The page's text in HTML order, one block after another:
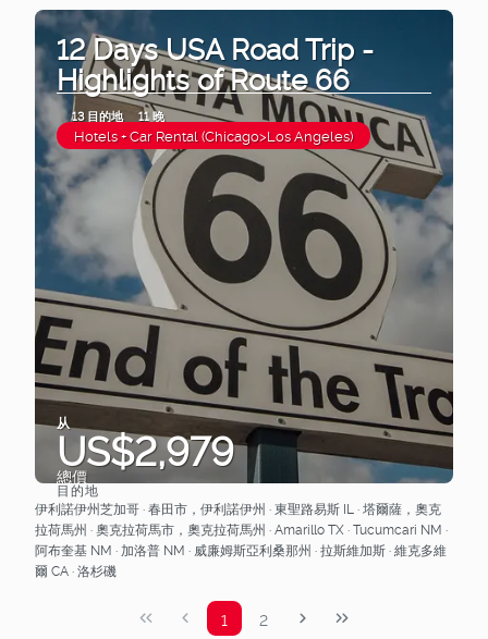
12 Days USA Road Trip -
Highlights of Route 66
13 目的地 11 晚
Hotels + Car Rental (Chicago>Los Angeles)
从
US$2,979
總價
查看
目的地
伊利諾伊州芝加哥 · 春田市，伊利諾伊州 · 東聖路易斯 IL · 塔爾薩，奧克
拉荷馬州 · 奧克拉荷馬市，奧克拉荷馬州 · Amarillo TX · Tucumcari NM ·
阿布奎基 NM · 加洛普 NM · 威廉姆斯亞利桑那州 · 拉斯維加斯 · 維克多維
爾 CA · 洛杉磯
1 2